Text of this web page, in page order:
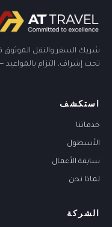
شريك السفر والنقل
تحت إشراف، التزام بالمواعيد — منذ
استكشف
خدماتنا
الأسطول
سابقة الأعمال
لماذا نحن
الشركة